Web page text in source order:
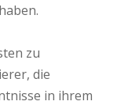
zu
die
in ihrem